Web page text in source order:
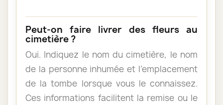
Peut-on faire livrer des fleurs au
cimetière ?
Oui. Indiquez le nom du cimetière, le nom
de la personne inhumée et l’emplacement
de la tombe lorsque vous le connaissez.
Ces informations facilitent la remise ou le